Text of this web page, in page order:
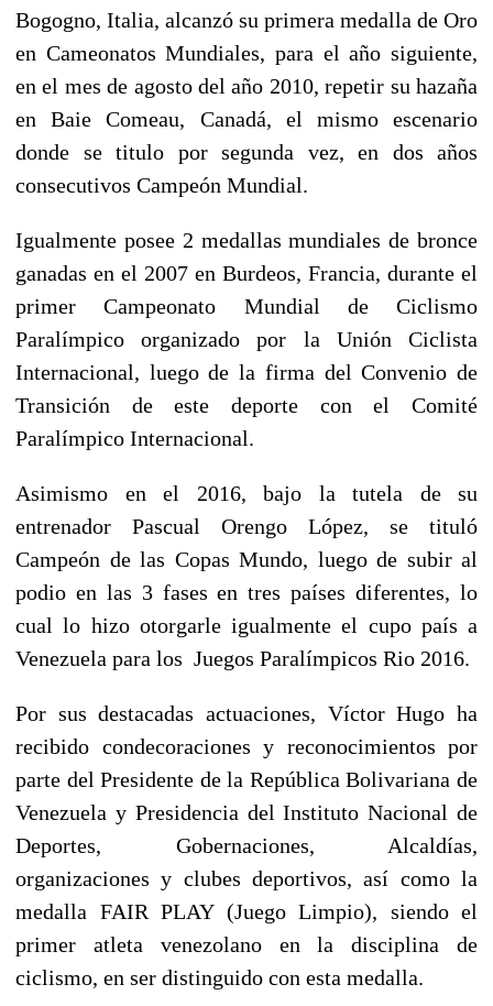
Bogogno, Italia, alcanzó su primera medalla de Oro
en Cameonatos Mundiales, para el año siguiente,
en el mes de agosto del año 2010, repetir su hazaña
en Baie Comeau, Canadá, el mismo escenario
donde se titulo por segunda vez, en dos años
consecutivos Campeón Mundial.
Igualmente posee 2 medallas mundiales de bronce
ganadas en el 2007 en Burdeos, Francia, durante el
primer Campeonato Mundial de Ciclismo
Paralímpico organizado por la Unión Ciclista
Internacional, luego de la firma del Convenio de
Transición de este deporte con el Comité
Paralímpico Internacional.
Asimismo en el 2016, bajo la tutela de su
entrenador Pascual Orengo López, se tituló
Campeón de las Copas Mundo, luego de subir al
podio en las 3 fases en tres países diferentes, lo
cual lo hizo otorgarle igualmente el cupo país a
Venezuela para los Juegos Paralímpicos Rio 2016.
Por sus destacadas actuaciones, Víctor Hugo ha
recibido condecoraciones y reconocimientos por
parte del Presidente de la República Bolivariana de
Venezuela y Presidencia del Instituto Nacional de
Deportes, Gobernaciones, Alcaldías,
organizaciones y clubes deportivos, así como la
medalla FAIR PLAY (Juego Limpio), siendo el
primer atleta venezolano en la disciplina de
ciclismo, en ser distinguido con esta medalla.